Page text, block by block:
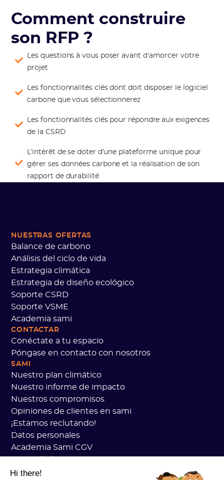
Comment construire
son RFP ?
Les questions à vous poser avant d’amorcer votre
projet
Les fonctionnalités clés dont doit disposer le logiciel
carbone que vous sélectionnerez
Les fonctionnalités clés pour répondre aux exigences
de la CSRD
L’intérêt de se doter d’une plateforme unique pour
gérer ses données carbone et la réalisation de son
rapport de durabilité
NUESTRAS OFERTAS
Balance de carbono
Análisis del ciclo de vida
Estrategia climática
Estrategia de diseño ecológico
Soporte CSRD
Soporte VSME
Academia sami
CONTACTAR
Conéctate a tu espacio
Póngase en contacto con nosotros
SAMI
Nuestro plan climático
Nuestro informe de impacto
Nuestros compromisos
Opiniones de clientes en sami
¡Estamos reclutando!
Datos personales
Academia Sami CGV
Estado de los servicios
Hi there!